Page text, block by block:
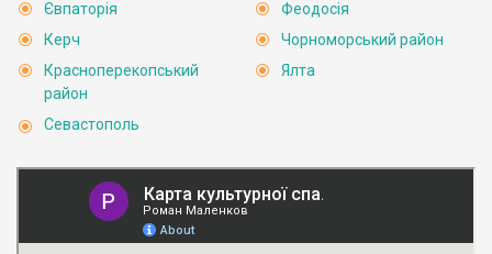
Євпаторія
Керч
Красноперекопський
район
Севастополь
Феодосія
Чорноморський район
Ялта